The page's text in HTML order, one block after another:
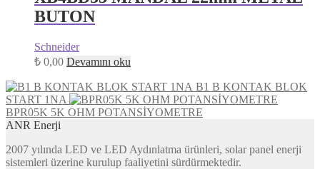
BUTON
Schneider
₺ 0,00 Devamını oku
B1 B KONTAK BLOK
START 1NA
BPR05K 5K OHM POTANSİYOMETRE
ANR Enerji
2007 yılında LED ve LED Aydınlatma ürünleri, solar panel enerji
sistemleri üzerine kurulup faaliyetini sürdürmektedir.